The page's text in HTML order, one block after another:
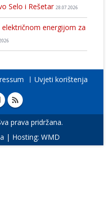
Selo i Rešetar 28.07.2026
energijom za
Uvjeti korištenja
prava pridržana.
| Hosting: WMD